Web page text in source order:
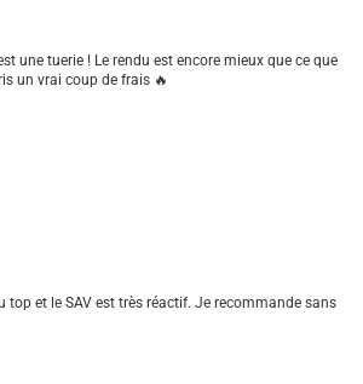
une tuerie ! Le rendu est encore mieux que ce que
un vrai coup de frais 🔥
top et le SAV est très réactif. Je recommande sans